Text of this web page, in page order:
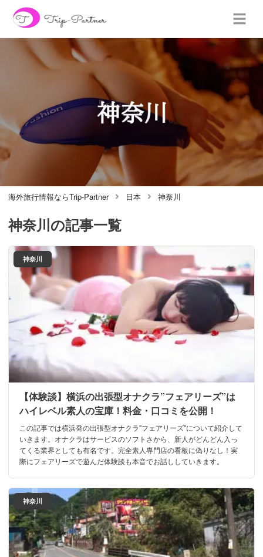
海外旅行情報ならTrip-Partner 日本 神奈川
神奈川の記事一覧
神奈川
【体験談】横浜の出張型オナクラ”フェアリーズ”は
ハイレベル素人の宝庫！料金・口コミを公開！
この記事では横浜発の出張型オナクラ"フェアリーズ"について紹介して
いきます。オナクラはサービスのソフトさから、新人がどんどん入っ
てくる業界としても有名です。完全素人専門店の看板に偽りなし！実
際にフェアリーズで遊んだ体験談も本音でお話ししていきます。
神奈川